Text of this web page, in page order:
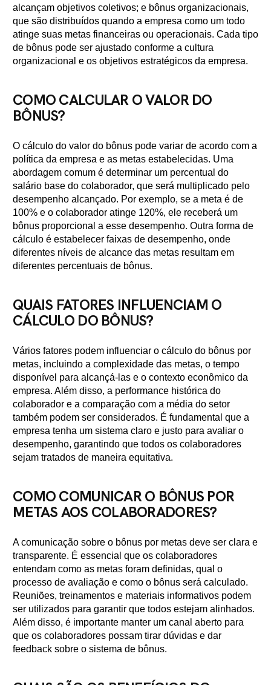
alcançam objetivos coletivos; e bônus organizacionais,
que são distribuídos quando a empresa como um todo
atinge suas metas financeiras ou operacionais. Cada tipo
de bônus pode ser ajustado conforme a cultura
organizacional e os objetivos estratégicos da empresa.
COMO CALCULAR O VALOR DO
BÔNUS?
O cálculo do valor do bônus pode variar de acordo com a
política da empresa e as metas estabelecidas. Uma
abordagem comum é determinar um percentual do
salário base do colaborador, que será multiplicado pelo
desempenho alcançado. Por exemplo, se a meta é de
100% e o colaborador atinge 120%, ele receberá um
bônus proporcional a esse desempenho. Outra forma de
cálculo é estabelecer faixas de desempenho, onde
diferentes níveis de alcance das metas resultam em
diferentes percentuais de bônus.
QUAIS FATORES INFLUENCIAM O
CÁLCULO DO BÔNUS?
Vários fatores podem influenciar o cálculo do bônus por
metas, incluindo a complexidade das metas, o tempo
disponível para alcançá-las e o contexto econômico da
empresa. Além disso, a performance histórica do
colaborador e a comparação com a média do setor
também podem ser considerados. É fundamental que a
empresa tenha um sistema claro e justo para avaliar o
desempenho, garantindo que todos os colaboradores
sejam tratados de maneira equitativa.
COMO COMUNICAR O BÔNUS POR
METAS AOS COLABORADORES?
A comunicação sobre o bônus por metas deve ser clara e
transparente. É essencial que os colaboradores
entendam como as metas foram definidas, qual o
processo de avaliação e como o bônus será calculado.
Reuniões, treinamentos e materiais informativos podem
ser utilizados para garantir que todos estejam alinhados.
Além disso, é importante manter um canal aberto para
que os colaboradores possam tirar dúvidas e dar
feedback sobre o sistema de bônus.